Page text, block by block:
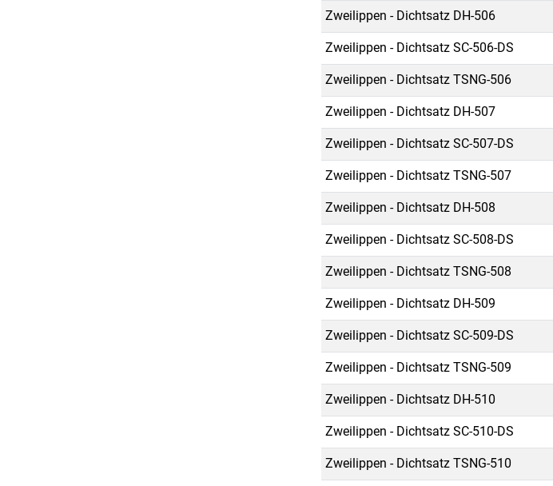
Zweilippen - Dichtsatz DH-506
Zweilippen - Dichtsatz SC-506-DS
Zweilippen - Dichtsatz TSNG-506
Zweilippen - Dichtsatz DH-507
Zweilippen - Dichtsatz SC-507-DS
Zweilippen - Dichtsatz TSNG-507
Zweilippen - Dichtsatz DH-508
Zweilippen - Dichtsatz SC-508-DS
Zweilippen - Dichtsatz TSNG-508
Zweilippen - Dichtsatz DH-509
Zweilippen - Dichtsatz SC-509-DS
Zweilippen - Dichtsatz TSNG-509
Zweilippen - Dichtsatz DH-510
Zweilippen - Dichtsatz SC-510-DS
Zweilippen - Dichtsatz TSNG-510